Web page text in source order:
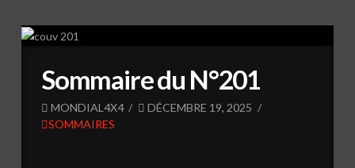
Sommaire du N°201
MONDIAL4X4
DÉCEMBRE 19, 2025
SOMMAIRES